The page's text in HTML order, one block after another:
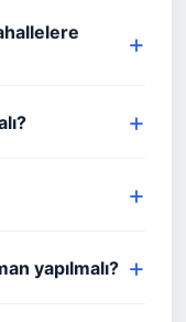
yapılmalı?